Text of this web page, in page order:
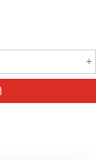
ein oder